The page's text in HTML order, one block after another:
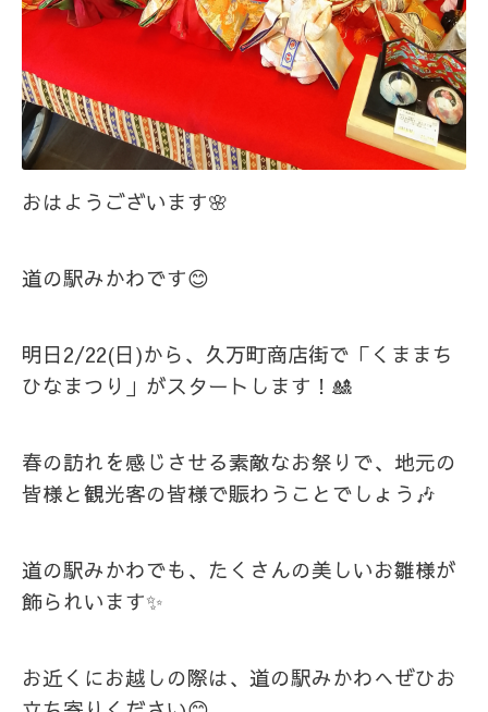
おはようございます🌸
道の駅みかわです😊
明日2/22(日)から、久万町商店街で「くままち
ひなまつり」がスタートします！🎎
春の訪れを感じさせる素敵なお祭りで、地元の
皆様と観光客の皆様で賑わうことでしょう🎶
道の駅みかわでも、たくさんの美しいお雛様が
飾られいます✨
お近くにお越しの際は、道の駅みかわへぜひお